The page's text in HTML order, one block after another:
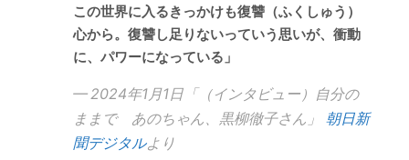
この世界に入るきっかけも復讐（ふくしゅう）
心から。復讐し足りないっていう思いが、衝動
に、パワーになっている」
2024年1月1日「（インタビュー）自分の
ままで あのちゃん、黒柳徹子さん」 朝日新
聞デジタルより